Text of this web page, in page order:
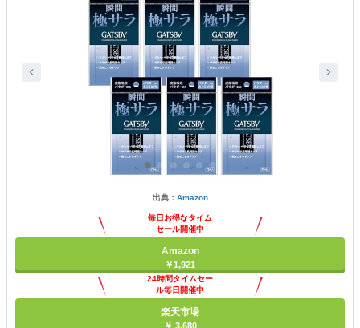
出典： Amazon
毎日お得なタイム
セール開催中
Amazon
￥1,921
24時間タイムセー
ル毎日開催中
楽天市場
￥ 3,680